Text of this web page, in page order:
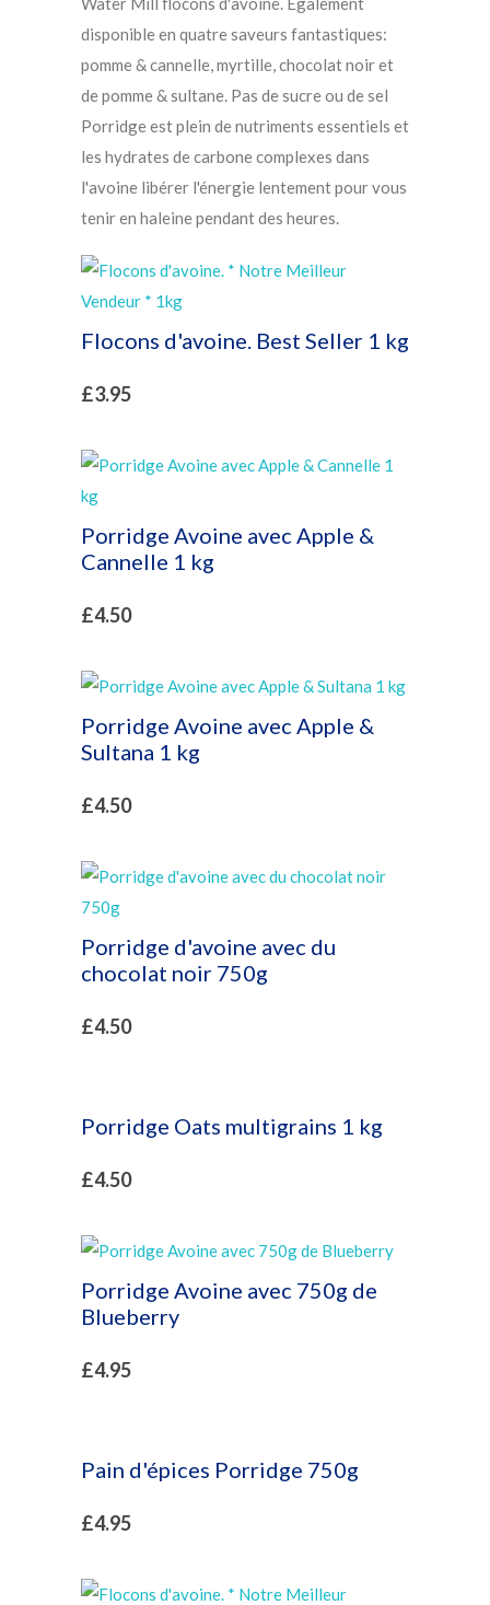
disponible en quatre saveurs fantastiques:
pomme & cannelle, myrtille, chocolat noir et
de pomme & sultane. Pas de sucre ou de sel
Porridge est plein de nutriments essentiels et
les hydrates de carbone complexes dans
l'avoine libérer l'énergie lentement pour vous
tenir en haleine pendant des heures.
Flocons d'avoine. Best Seller 1 kg
£3.95
Porridge Avoine avec Apple &
Cannelle 1 kg
£4.50
Porridge Avoine avec Apple &
Sultana 1 kg
£4.50
Porridge d'avoine avec du
chocolat noir 750g
£4.50
Porridge Oats multigrains 1 kg
£4.50
Porridge Avoine avec 750g de
Blueberry
£4.95
Pain d'épices Porridge 750g
£4.95